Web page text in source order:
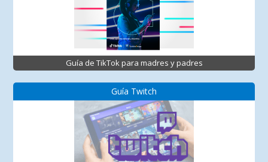
Guía de TikTok para madres y padres
Guía Twitch